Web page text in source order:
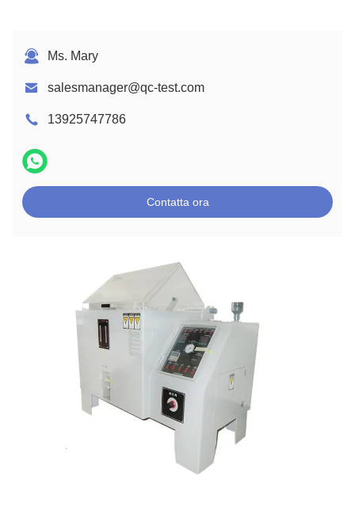
Ms. Mary
salesmanager@qc-test.com
13925747786
Contatta ora